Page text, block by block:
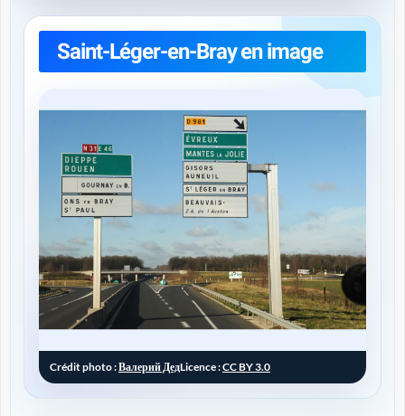
Saint-Léger-en-Bray en image
Crédit photo :Валерий ДедLicence :CC BY 3.0